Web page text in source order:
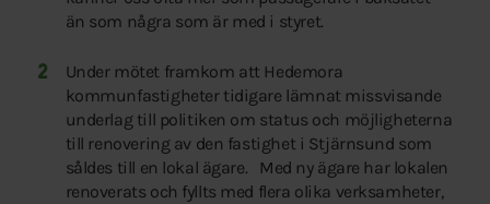
än som några som är med i styret.
Under mötet framkom att Hedemora
kommunfastigheter tidigare lämnat missvisande
underlag till politiken om status och möjligheterna
till renovering av den fastighet i Stjärnsund som
såldes till en lokal ägare. Med ny ägare har lokalen
renoverats och fyllts med flera olika verksamheter,